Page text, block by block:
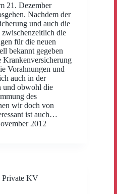
21. Dezember
Nachdem der
und auch die
die
für die neuen
bekannt gegeben
Krankenversicherung
Vorahnungen und
auch in der
und obwohl die
des
wir doch von
ist auch…
2012
Private KV